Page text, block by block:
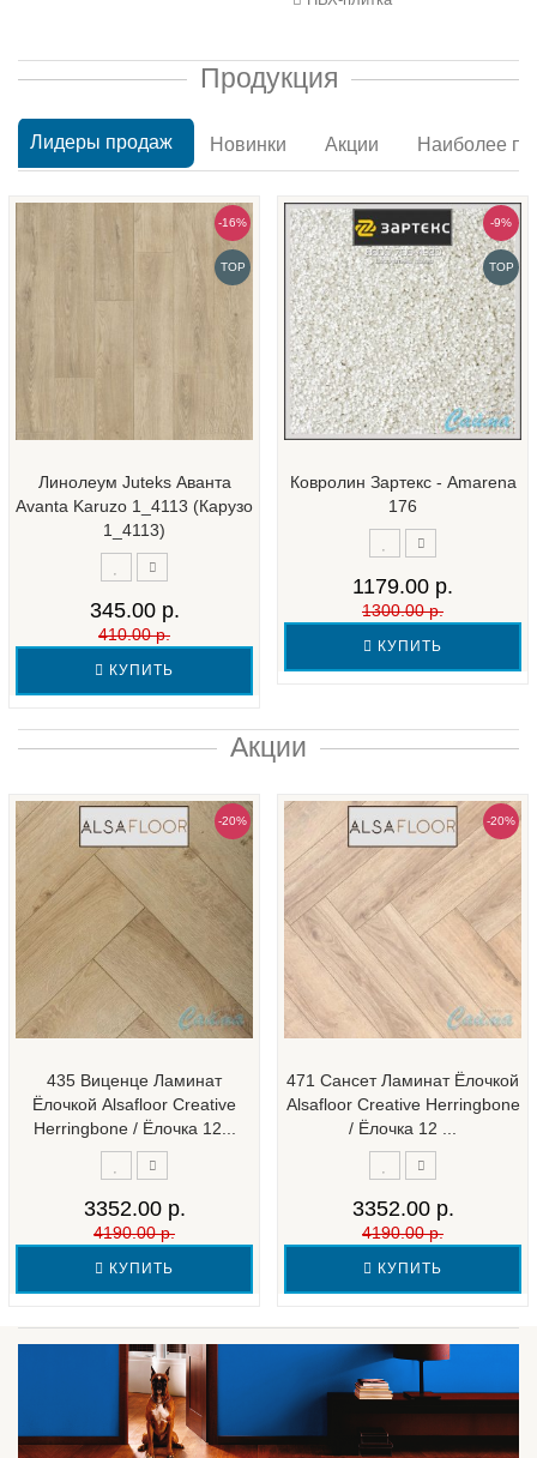
Продукция
Лидеры продаж Новинки Акции Наиболее
-16%
TOP
Линолеум Juteks Аванта
Avanta Karuzo 1_4113 (Карузо
1_4113)
345.00 р.
410.00 р.
КУПИТЬ
-9%
TOP
Ковролин Зартекс - Amarena
176
1179.00 р.
1300.00 р.
КУПИТЬ
Акции
-20%
435 Виценце Ламинат
Ёлочкой Alsafloor Creative
Herringbone / Ёлочка 12...
3352.00 р.
4190.00 р.
КУПИТЬ
-20%
471 Сансет Ламинат Ёлочкой
Alsafloor Creative Herringbone
/ Ёлочка 12 ...
3352.00 р.
4190.00 р.
КУПИТЬ